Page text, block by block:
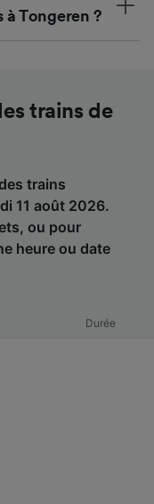
à Tongeren ?
trains de
trains
11 août 2026.
ou pour
heure ou date
Durée